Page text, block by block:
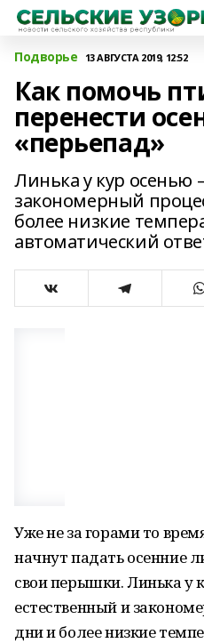
Подворье 13 АВГУСТА 2019, 12:52
Как помочь
перенести
«перьепад»
Линька у кур осенью
закономерный
более низкие
автоматический
Уже не за горами то
начнут падать осенние
свои перышки. Линька у
естественный и
дни и более низкие